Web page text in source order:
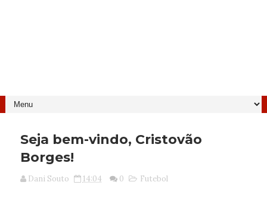
Seja bem-vindo, Cristovão
Borges!
Dani Souto 14:04 0 Futebol